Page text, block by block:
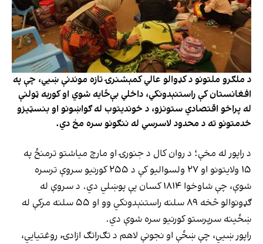
د ملګرو ملتونو د کډوالو عالي کمېشنرۍ تازه موندنې ښيي، چې په
افغانستان کې راستنېدونکي، داخلي بې‌ځایه شوي او کوربه ټولنې
له پراخو اقتصادي ستونزو، د خوندیتوب له ګواښونو او بنسټیزو
خدمتونو ته د محدود لاسرسي له ننګونو سره مخ دي.
د راپور له مخې؛ د روان کال د جنورۍ او مارچ میاشتو ترمنځ په
۱۵ ولایتونو او ۲۷ ولسوالیو کې د ۲۵۵ کورنیو سروې ترسره
شوې، چې شاوخوا ۱۸۱۴ کسان یې پوښلي دي. د سروې له
ګډونوالو څخه ۸۹ سلنه راستنېدونکي وو او ۵۵ سلنه مرکې له
ښځینه سرپرستو کورنیو سره شوې دي.
راپور ښيي، چې ښځې او نجونې لاهم د تګ‌راتګ ازادۍ، روغتیايي،